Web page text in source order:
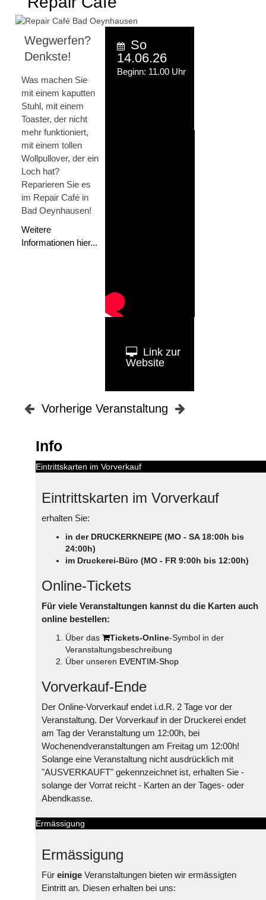
Wegwerfen?
Denkste!
Was machen Sie
mit einem kaputten
Stuhl, mit einem
Toaster, der nicht
mehr funktioniert,
mit einem tollen
Wollpullover, der ein
Loch hat?
Reparieren Sie es
im Repair Café in
Bad Oeynhausen!
Weitere
Informationen hier...
So
14.06.26
Beginn: 11.00 Uhr
Link zur
Website
Vorherige Veranstaltung
Info
Eintrittskarten im Vorverkauf
Eintrittskarten im Vorverkauf
erhalten Sie:
in der DRUCKERKNEIPE (MO - SA 18:00h bis
24:00h)
im Druckerei-Büro (MO - FR 9:00h bis 12:00h)
Online-Tickets
Für viele Veranstaltungen kannst du die Karten auch
online bestellen:
Über das Tickets-Online-Symbol in der
Veranstaltungsbeschreibung
Über unseren EVENTIM-Shop
Vorverkauf-Ende
Der Online-Vorverkauf endet i.d.R. 2 Tage vor der
Veranstaltung. Der Vorverkauf in der Druckerei endet
am Tag der Veranstaltung um 12:00h, bei
Wochenendveranstaltungen am Freitag um 12:00h!
Solange eine Veranstaltung nicht ausdrücklich mit
"AUSVERKAUFT" gekennzeichnet ist, erhalten Sie -
solange der Vorrat reicht - Karten an der Tages- oder
Abendkasse.
Ermässigung
Ermässigung
Für einige Veranstaltungen bieten wir ermässigten
Eintritt an. Diesen erhalten bei uns: